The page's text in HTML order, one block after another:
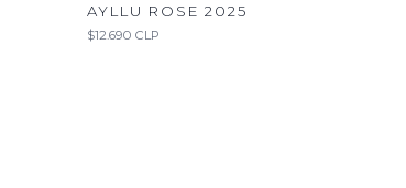
AYLLU ROSE 2025
$12.690 CLP